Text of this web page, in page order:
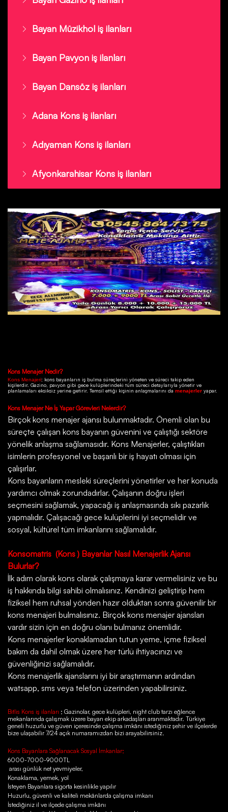
Bayan Müzikhol iş ilanları
Bayan Pavyon iş ilanları
Bayan Dansöz iş ilanları
Adana Kons iş ilanları
Adıyaman Kons iş ilanları
Afyonkarahisar Kons iş ilanları
Kons Menajer Nedir?
Kons Menajeri; kons bayanların iş bulma süreçlerini yöneten ve süreci takip eden
kişilerdir. Gazino, pavyon gibi gece kulüplerindeki tüm süreci detaylarıyla yönetir ve
planlamaları eksiksiz yerine getirir. Temsil ettiği kişinin anlaşmalarını da menajerler yapar.
Kons Menajer Ne İş Yapar Görevleri Nelerdir?
Birçok kons menajer ajansı bulunmaktadır. Önemli olan bu
süreçte çalışan kons bayanın güvenini ve çalıştığı sektöre
yönelik anlaşma sağlamasıdır. Kons Menajerler, çalıştıkları
isimlerin profesyonel ve başarılı bir iş hayatı olması için
çalışırlar.
Kons bayanların mesleki süreçlerini yönetirler ve her konuda
yardımcı olmak zorundadırlar. Çalışanın doğru işleri
seçmesini sağlamak, yapacağı iş anlaşmasında sıkı pazarlık
yapmalıdır. Çalışacağı gece kulüplerini iyi seçmelidir ve
sosyal, kültürel tüm imkanlarını sağlamalıdır.
Konsomatris (Kons ) Bayanlar Nasıl Menajerlik Ajansı
Bulurlar?
İlk adım olarak kons olarak çalışmaya karar vermelisiniz ve bu
iş hakkında bilgi sahibi olmalısınız. Kendinizi geliştirip hem
fiziksel hem ruhsal yönden hazır olduktan sonra güvenilir bir
kons menajeri bulmalısınız. Birçok kons menajer ajansları
vardır sizin için en doğru olanı bulmanız önemlidir.
Kons menajerler konaklamadan tutun yeme, içme fiziksel
bakım da dahil olmak üzere her türlü ihtiyacınızı ve
güvenliğinizi sağlamalıdır.
Kons menajerlik ajanslarını iyi bir araştırmanın ardından
watsapp, sms veya telefon üzerinden yapabilirsiniz.
Bitlis Kons iş ilanları ; Gazinolar, gece kulüpleri, night club tarzı eğlence
mekanlarında çalışmak üzere bayan ekip arkadaşları aranmaktadır. Türkiye
geneli huzurlu ve güven içeresinde çalışma imkânı istediğiniz şehir ve ilçelerde
bize ulaşabilir 7/24 açık numaramızdan bizi arayabilirsiniz.
Kons Bayanlara Sağlanacak Sosyal İmkanlar;
6000-7000-9000TL
arası günlük net yevmiyeler,
Konaklama, yemek, yol
İsteyen Bayanlara sigorta kesinlikle yapılır
Huzurlu, güvenli ve kaliteli mekânlarda çalışma imkanı
İstediğiniz il ve ilçede çalışma imkânı